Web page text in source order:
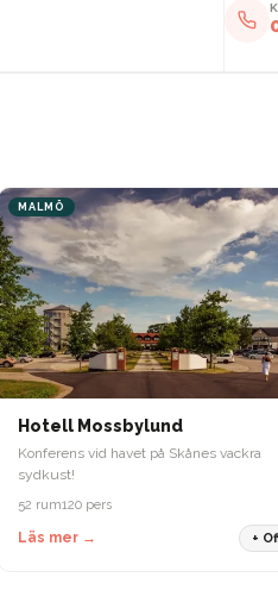
MALMÖ
Hotell Mossbylund
Konferens vid havet på Skånes vackra
sydkust!
52 rum120 pers
Läs mer → +